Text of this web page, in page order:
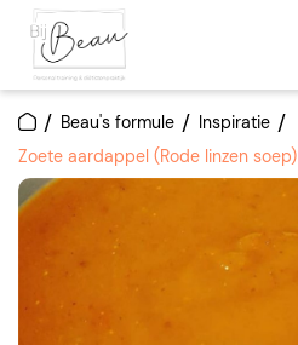
Beau's formule
Inspiratie
Zoete aardappel (Rode linzen soep)